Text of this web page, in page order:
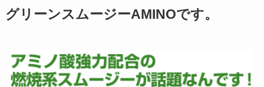
グリーンスムージーAMINOです。